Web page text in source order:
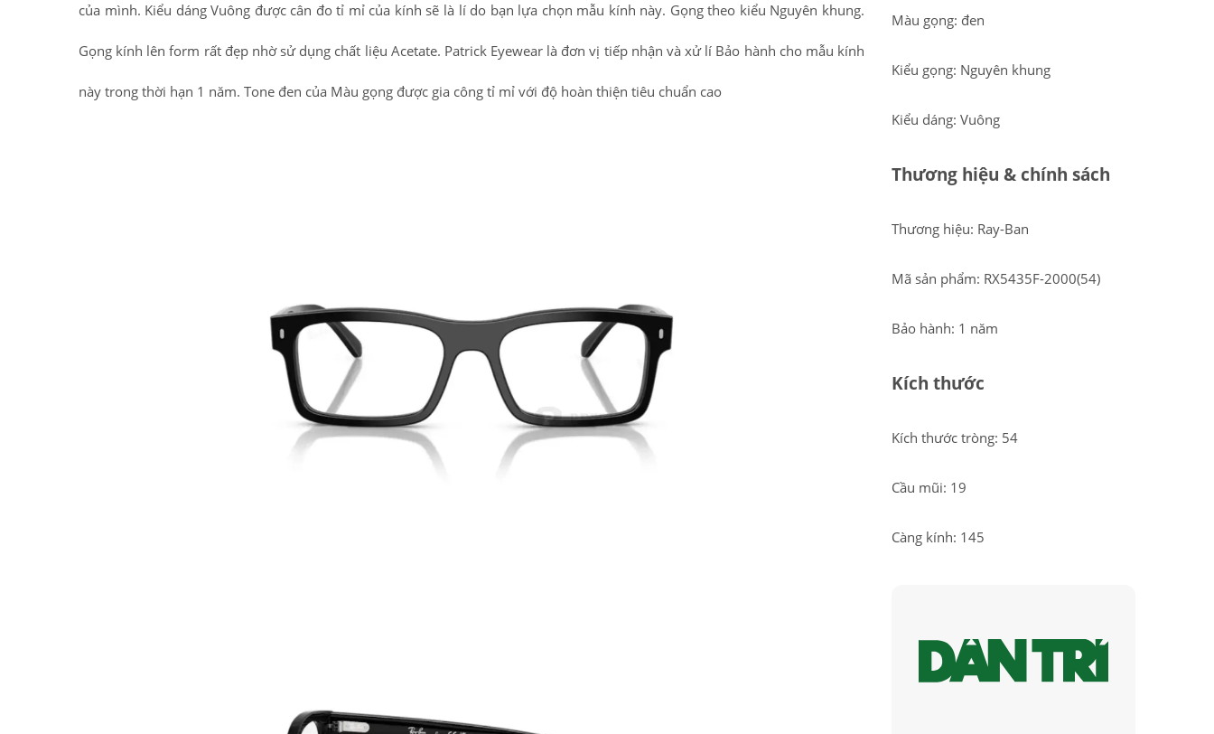
của mình. Kiểu dáng Vuông được cân đo tỉ mỉ của kính sẽ là lí do bạn lựa chọn mẫu kính này. Gọng theo kiểu Nguyên khung.
Gọng kính lên form rất đẹp nhờ sử dụng chất liệu Acetate. Patrick Eyewear là đơn vị tiếp nhận và xử lí Bảo hành cho mẫu kính
này trong thời hạn 1 năm. Tone đen của Màu gọng được gia công tỉ mỉ với độ hoàn thiện tiêu chuẩn cao
Màu gọng: đen
Kiểu gọng: Nguyên khung
Kiểu dáng: Vuông
Thương hiệu & chính sách
Thương hiệu: Ray-Ban
Mã sản phẩm: RX5435F-2000(54)
Bảo hành: 1 năm
Kích thước
Kích thước tròng: 54
Cầu mũi: 19
Càng kính: 145